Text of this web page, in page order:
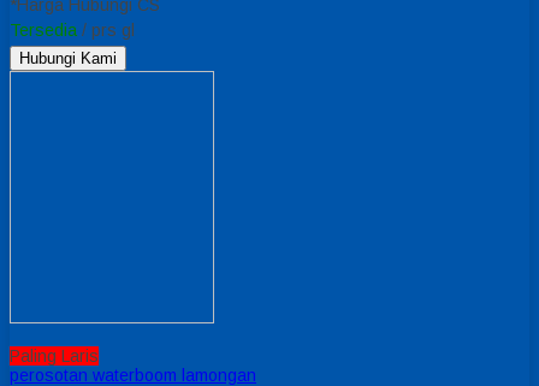
*Harga Hubungi CS
Tersedia / prs gl
Hubungi Kami
Paling Laris
perosotan waterboom lamongan